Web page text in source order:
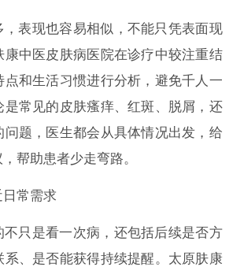
，表现也容易相似，不能只凭表面现
中医皮肤病医院在诊疗中较注重结
和生活习惯进行分析，避免千人一
常见的皮肤瘙痒、红斑、脱屑，还
问题，医生都会从具体情况出发，给
帮助患者少走弯路。
常需求
不只是看一次病，还包括后续是否方
、是否能获得持续提醒。太原肤康